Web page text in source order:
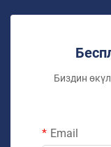
Биздин
Email